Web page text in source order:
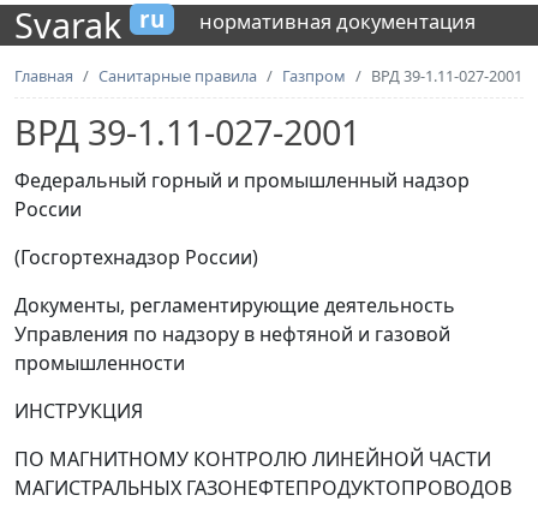
Svarak ru нормативная документация
Главная Санитарные правила Газпром ВРД 39-1.11-027-2001
ВРД 39-1.11-027-2001
Федеральный горный и промышленный надзор
России
(Госгортехнадзор России)
Документы, регламентирующие деятельность
Управления по надзору в нефтяной и газовой
промышленности
ИНСТРУКЦИЯ
ПО МАГНИТНОМУ КОНТРОЛЮ ЛИНЕЙНОЙ ЧАСТИ
МАГИСТРАЛЬНЫХ ГАЗОНЕФТЕПРОДУКТОПРОВОДОВ